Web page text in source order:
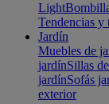
Light
Tendencias y
Jardín
Muebles de
jardínSillas
jardínSofás
exterior